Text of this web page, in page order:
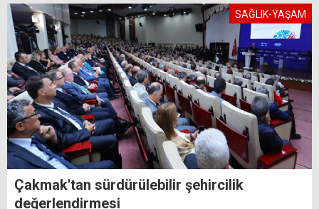
SAĞLIK-YAŞAM
Çakmak'tan sürdürülebilir şehircilik
değerlendirmesi